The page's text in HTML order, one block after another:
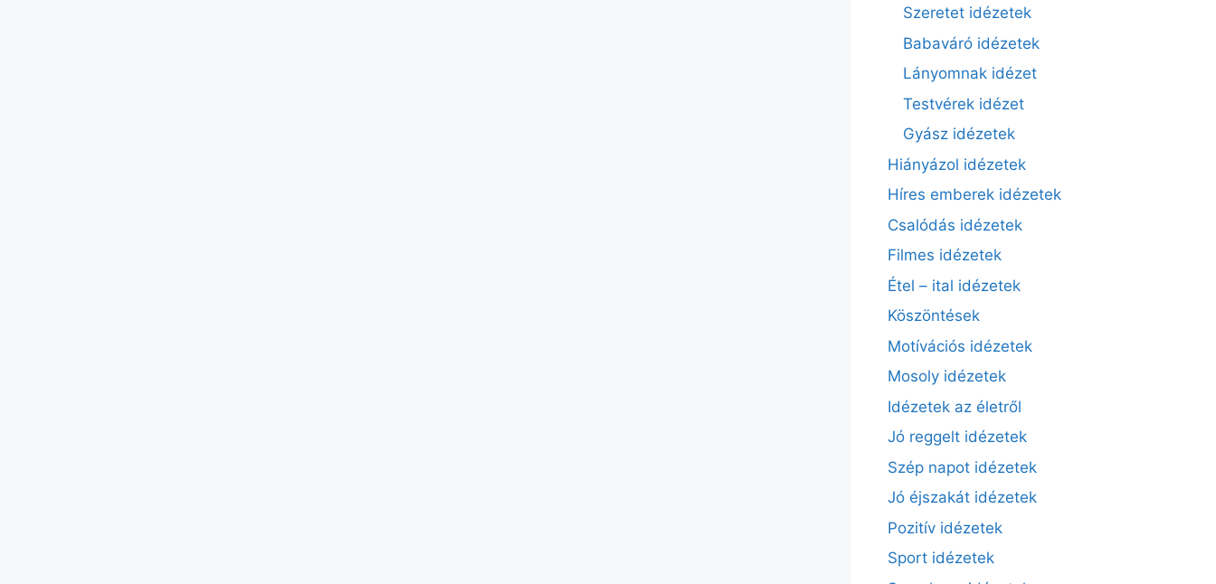
Szeretet idézetek
Babaváró idézetek
Lányomnak idézet
Testvérek idézet
Gyász idézetek
Hiányázol idézetek
Híres emberek idézetek
Csalódás idézetek
Filmes idézetek
Étel – ital idézetek
Köszöntések
Motívációs idézetek
Mosoly idézetek
Idézetek az életről
Jó reggelt idézetek
Szép napot idézetek
Jó éjszakát idézetek
Pozitív idézetek
Sport idézetek